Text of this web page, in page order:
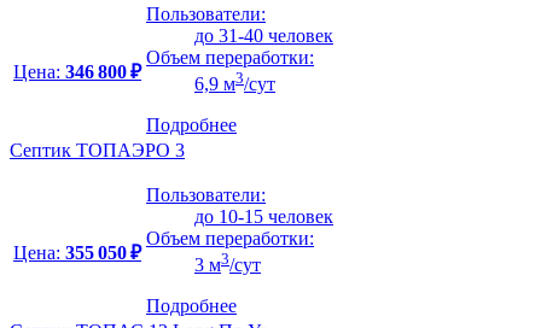
Цена: 346 800 ₽
Пользователи:
до 31-40 человек
Объем переработки:
6,9 м3/сут
Подробнее
Септик ТОПАЭРО 3
Цена: 355 050 ₽
Пользователи:
до 10-15 человек
Объем переработки:
3 м3/сут
Подробнее